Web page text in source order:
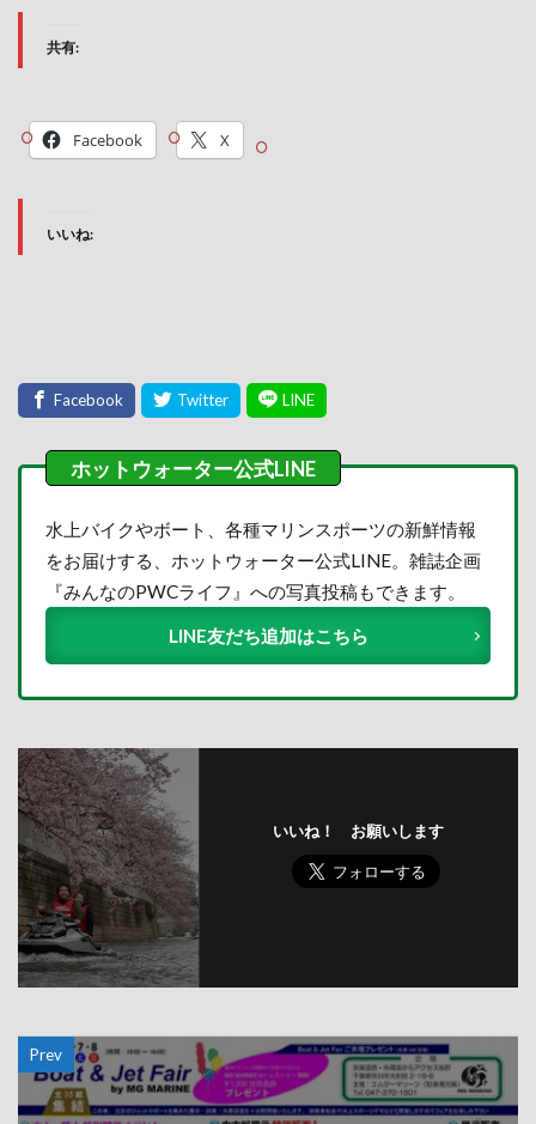
共有:
Facebook X
いいね:
水上バイクやボート、各種マリンスポーツの新鮮情報
をお届けする、ホットウォーター公式LINE。雑誌企画
『みんなのPWCライフ』への写真投稿もできます。
LINE友だち追加はこちら
いいね！ お願いします
Prev